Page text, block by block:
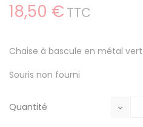
18,50 € TTC
Chaise à bascule en métal vert
Souris non fourni
Quantité